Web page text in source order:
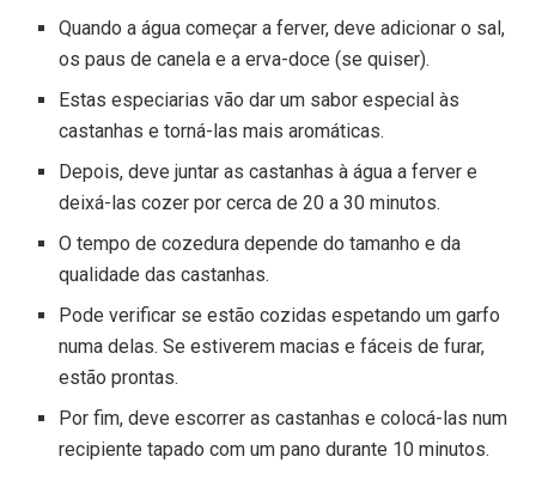
Quando a água começar a ferver, deve adicionar o sal,
os paus de canela e a erva-doce (se quiser).
Estas especiarias vão dar um sabor especial às
castanhas e torná-las mais aromáticas.
Depois, deve juntar as castanhas à água a ferver e
deixá-las cozer por cerca de 20 a 30 minutos.
O tempo de cozedura depende do tamanho e da
qualidade das castanhas.
Pode verificar se estão cozidas espetando um garfo
numa delas. Se estiverem macias e fáceis de furar,
estão prontas.
Por fim, deve escorrer as castanhas e colocá-las num
recipiente tapado com um pano durante 10 minutos.